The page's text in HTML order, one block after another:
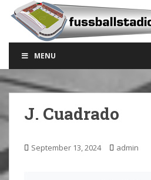
o
i
o
n
MENU
J. Cuadrado
September 13, 2024 admin